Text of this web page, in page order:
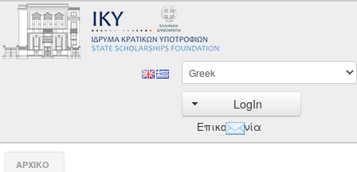
LogIn
Επικοινωνία
AΡΧΙΚΟ